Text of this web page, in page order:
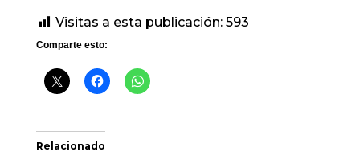
Visitas a esta publicación: 593
Comparte esto:
Relacionado